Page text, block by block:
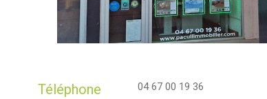
Téléphone 04 67 00 19 36